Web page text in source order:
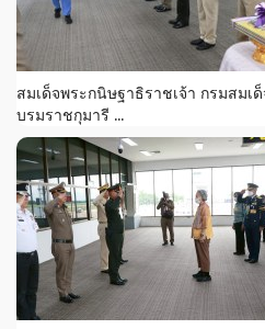
สมเด็จพระกนิษฐาธิราชเจ้า กรมสม
บรมราชกุมารี ...